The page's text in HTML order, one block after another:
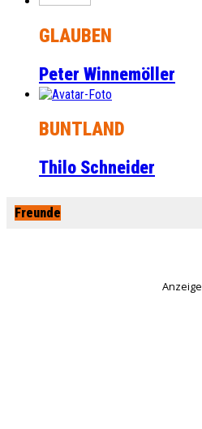
GLAUBEN
Peter Winnemöller
BUNTLAND
Thilo Schneider
Freunde
Anzeige